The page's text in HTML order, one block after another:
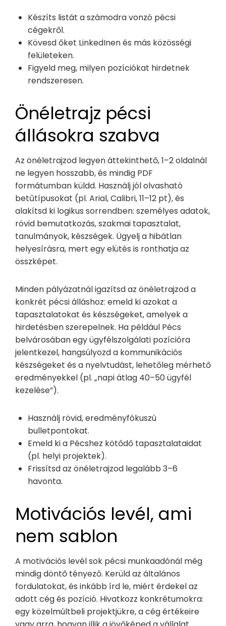
Készíts listát a számodra vonzó pécsi
cégekről.
Kövesd őket LinkedInen és más közösségi
felületeken.
Figyeld meg, milyen pozíciókat hirdetnek
rendszeresen.
Önéletrajz pécsi
állásokra szabva
Az önéletrajzod legyen áttekinthető, 1–2 oldalnál
ne legyen hosszabb, és mindig PDF
formátumban küldd. Használj jól olvasható
betűtípusokat (pl. Arial, Calibri, 11–12 pt), és
alakítsd ki logikus sorrendben: személyes adatok,
rövid bemutatkozás, szakmai tapasztalat,
tanulmányok, készségek. Ügyelj a hibátlan
helyesírásra, mert egy elütés is ronthatja az
összképet.
Minden pályázatnál igazítsd az önéletrajzod a
konkrét pécsi álláshoz: emeld ki azokat a
tapasztalatokat és készségeket, amelyek a
hirdetésben szerepelnek. Ha például Pécs
belvárosában egy ügyfélszolgálati pozícióra
jelentkezel, hangsúlyozd a kommunikációs
készségeket és a nyelvtudást, lehetőleg mérhető
eredményekkel (pl. „napi átlag 40–50 ügyfél
kezelése”).
Használj rövid, eredményfókuszú
bulletpontokat.
Emeld ki a Pécshez kötődő tapasztalataidat
(pl. helyi projektek).
Frissítsd az önéletrajzod legalább 3–6
havonta.
Motivációs levél, ami
nem sablon
A motivációs levél sok pécsi munkaadónál még
mindig döntő tényező. Kerüld az általános
fordulatokat, és inkább írd le, miért érdekel az
adott cég és pozíció. Hivatkozz konkrétumokra:
egy közelmúltbeli projektjükre, a cég értékeire